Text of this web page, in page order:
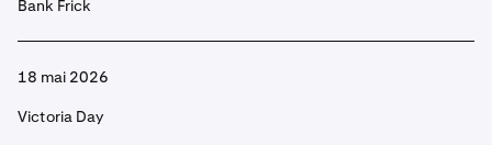
Bank Frick
18 mai 2026
Victoria Day